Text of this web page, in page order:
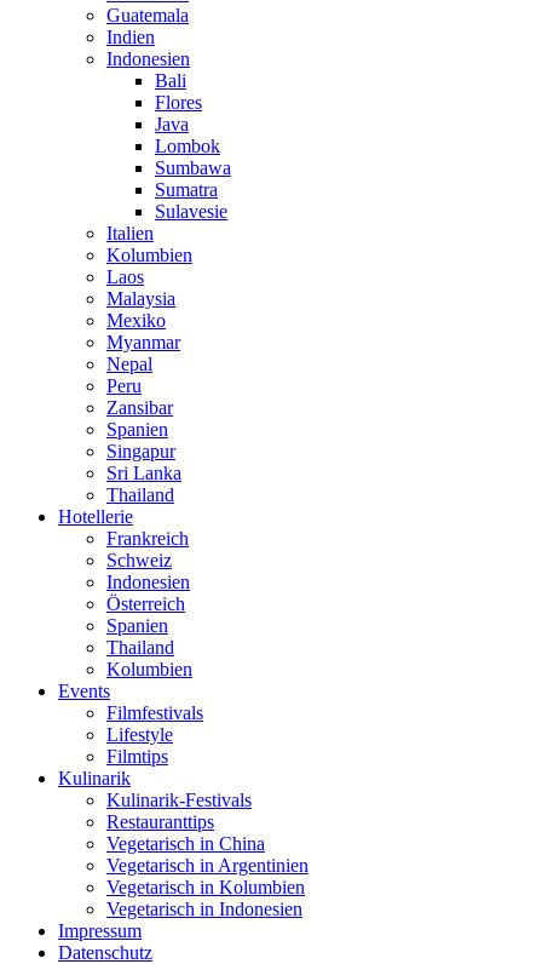
Guatemala
Indien
Indonesien
Bali
Flores
Java
Lombok
Sumbawa
Sumatra
Sulavesie
Italien
Kolumbien
Laos
Malaysia
Mexiko
Myanmar
Nepal
Peru
Zansibar
Spanien
Singapur
Sri Lanka
Thailand
Hotellerie
Frankreich
Schweiz
Indonesien
Österreich
Spanien
Thailand
Kolumbien
Events
Filmfestivals
Lifestyle
Filmtips
Kulinarik
Kulinarik-Festivals
Restauranttips
Vegetarisch in China
Vegetarisch in Argentinien
Vegetarisch in Kolumbien
Vegetarisch in Indonesien
Impressum
Datenschutz